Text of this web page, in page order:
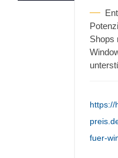
Shops
https://
fuer-